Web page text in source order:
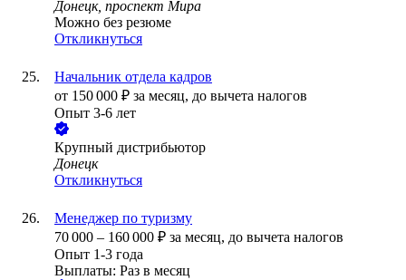
Донецк, проспект Мира
Можно без резюме
Откликнуться
Начальник отдела кадров
от 150 000 ₽ за месяц, до вычета налогов
Опыт 3-6 лет
Крупный дистрибьютор
Донецк
Откликнуться
Менеджер по туризму
70 000 – 160 000 ₽ за месяц, до вычета налогов
Опыт 1-3 года
Выплаты: Раз в месяц